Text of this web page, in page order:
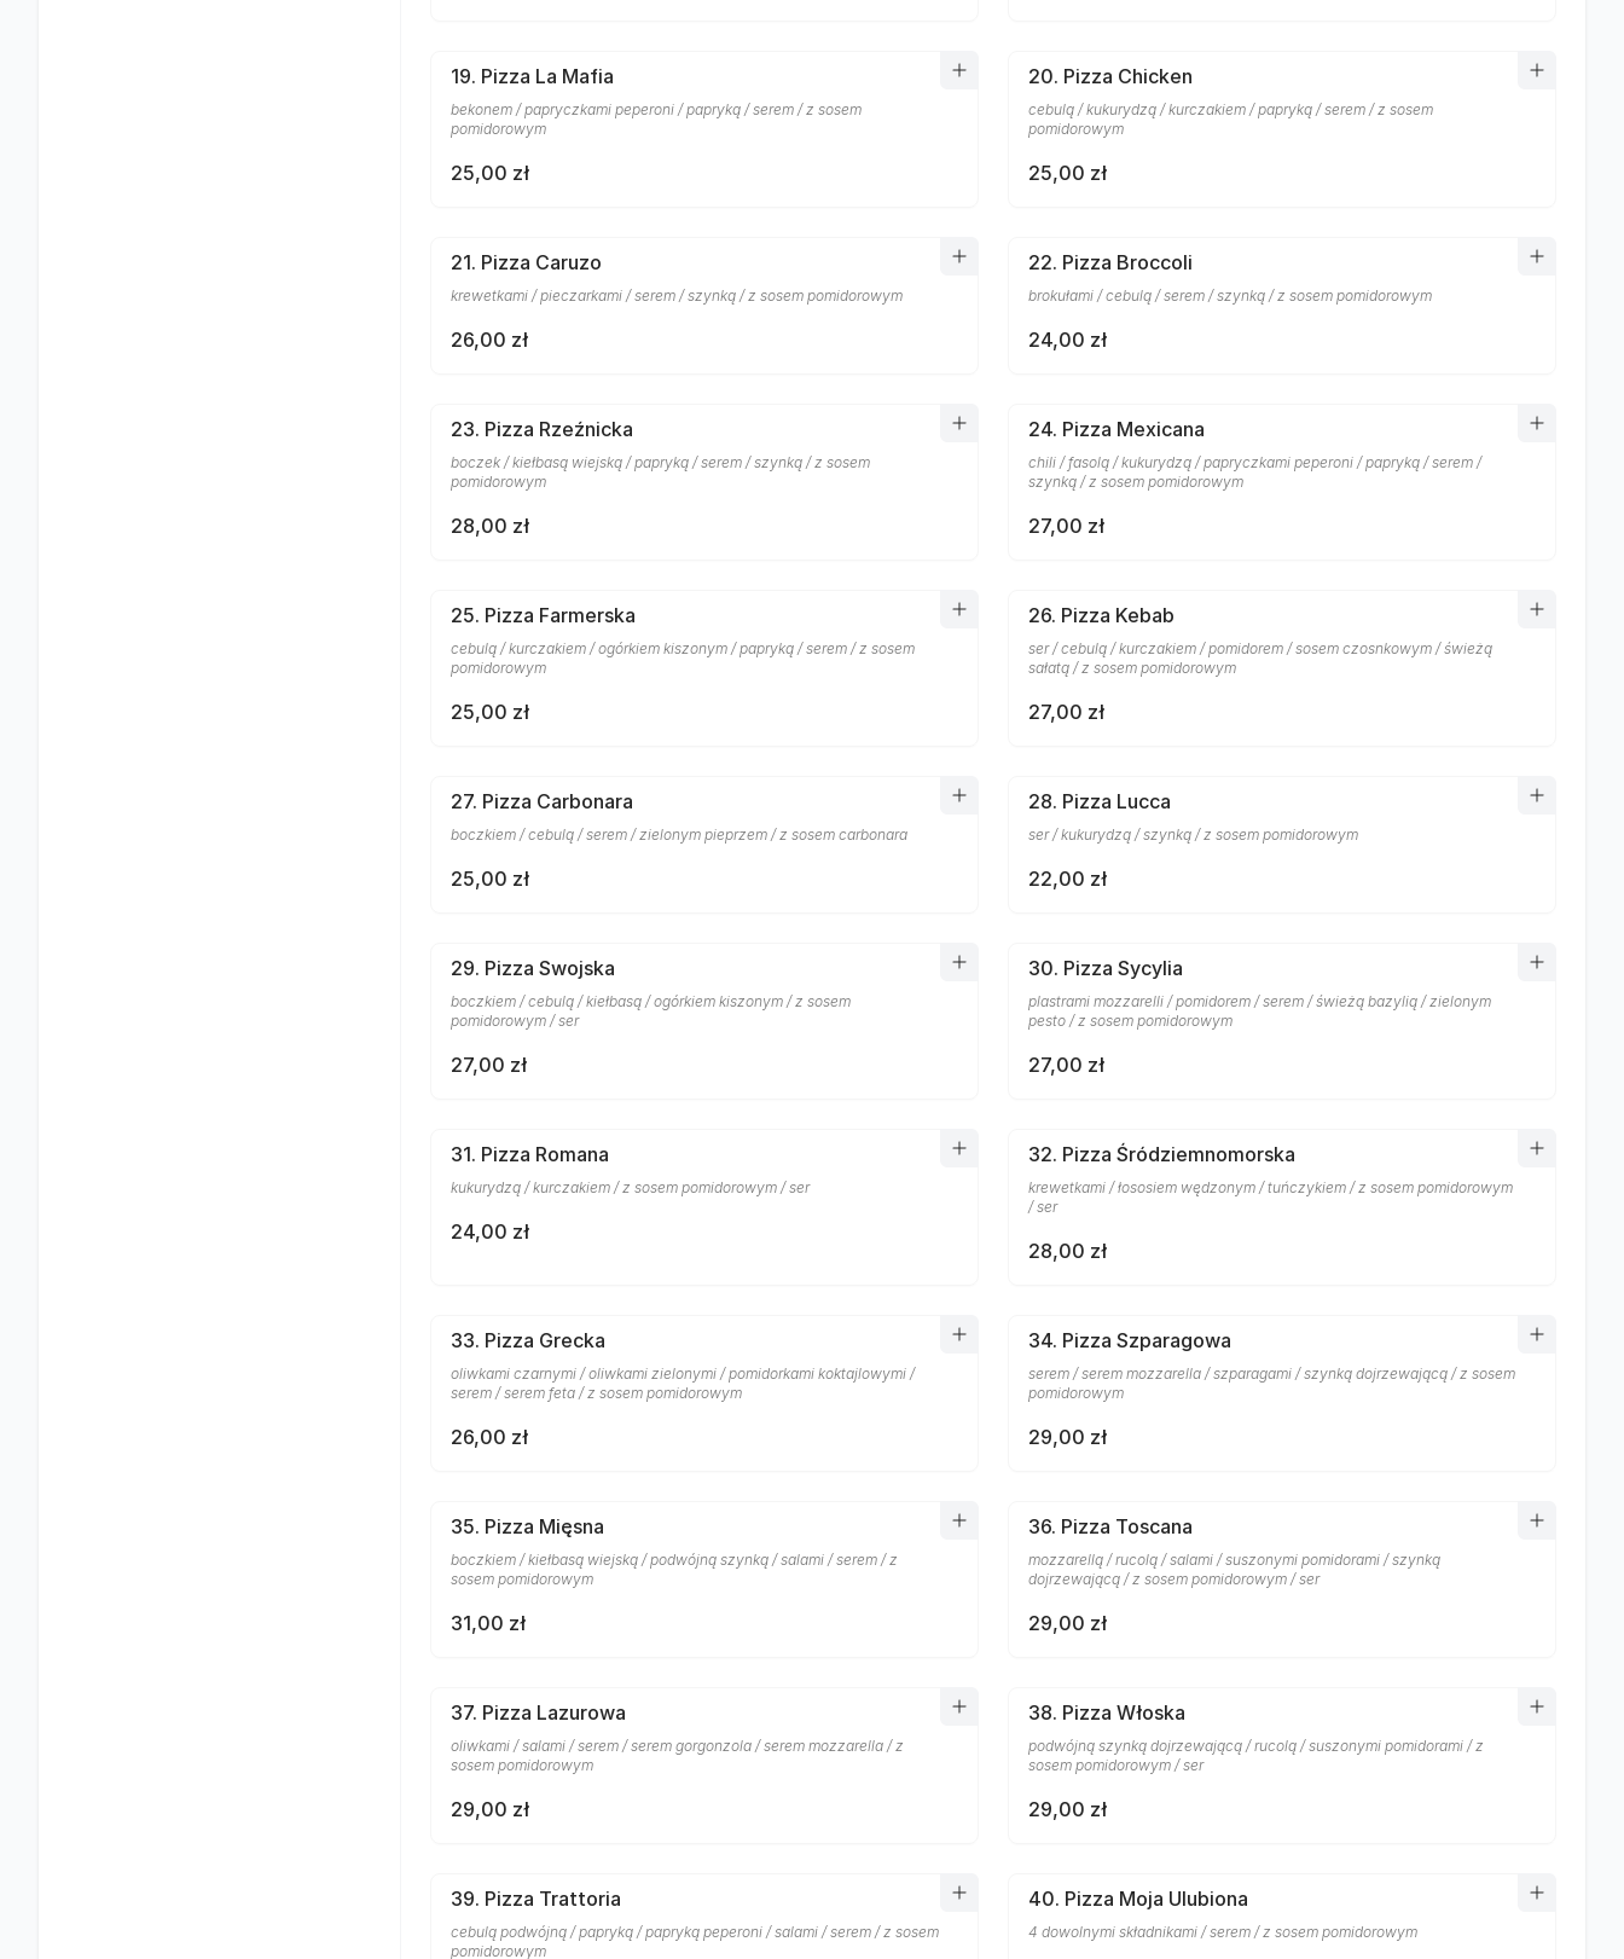
19. Pizza La Mafia
bekonem / papryczkami peperoni / papryką / serem / z sosem
pomidorowym
25,00 zł
20. Pizza Chicken
cebulą / kukurydzą / kurczakiem / papryką / serem / z sosem
pomidorowym
25,00 zł
21. Pizza Caruzo
krewetkami / pieczarkami / serem / szynką / z sosem pomidorowym
26,00 zł
22. Pizza Broccoli
brokułami / cebulą / serem / szynką / z sosem pomidorowym
24,00 zł
23. Pizza Rzeźnicka
boczek / kiełbasą wiejską / papryką / serem / szynką / z sosem
pomidorowym
28,00 zł
24. Pizza Mexicana
chili / fasolą / kukurydzą / papryczkami peperoni / papryką / serem /
szynką / z sosem pomidorowym
27,00 zł
25. Pizza Farmerska
cebulą / kurczakiem / ogórkiem kiszonym / papryką / serem / z sosem
pomidorowym
25,00 zł
26. Pizza Kebab
ser / cebulą / kurczakiem / pomidorem / sosem czosnkowym / świeżą
sałatą / z sosem pomidorowym
27,00 zł
27. Pizza Carbonara
boczkiem / cebulą / serem / zielonym pieprzem / z sosem carbonara
25,00 zł
28. Pizza Lucca
ser / kukurydzą / szynką / z sosem pomidorowym
22,00 zł
29. Pizza Swojska
boczkiem / cebulą / kiełbasą / ogórkiem kiszonym / z sosem
pomidorowym / ser
27,00 zł
30. Pizza Sycylia
plastrami mozzarelli / pomidorem / serem / świeżą bazylią / zielonym
pesto / z sosem pomidorowym
27,00 zł
31. Pizza Romana
kukurydzą / kurczakiem / z sosem pomidorowym / ser
24,00 zł
32. Pizza Śródziemnomorska
krewetkami / łososiem wędzonym / tuńczykiem / z sosem pomidorowym
/ ser
28,00 zł
33. Pizza Grecka
oliwkami czarnymi / oliwkami zielonymi / pomidorkami koktajlowymi /
serem / serem feta / z sosem pomidorowym
26,00 zł
34. Pizza Szparagowa
serem / serem mozzarella / szparagami / szynką dojrzewającą / z sosem
pomidorowym
29,00 zł
35. Pizza Mięsna
boczkiem / kiełbasą wiejską / podwójną szynką / salami / serem / z
sosem pomidorowym
31,00 zł
36. Pizza Toscana
mozzarellą / rucolą / salami / suszonymi pomidorami / szynką
dojrzewającą / z sosem pomidorowym / ser
29,00 zł
37. Pizza Lazurowa
oliwkami / salami / serem / serem gorgonzola / serem mozzarella / z
sosem pomidorowym
29,00 zł
38. Pizza Włoska
podwójną szynką dojrzewającą / rucolą / suszonymi pomidorami / z
sosem pomidorowym / ser
29,00 zł
39. Pizza Trattoria
cebulą podwójną / papryką / papryką peperoni / salami / serem / z sosem
pomidorowym
40. Pizza Moja Ulubiona
4 dowolnymi składnikami / serem / z sosem pomidorowym